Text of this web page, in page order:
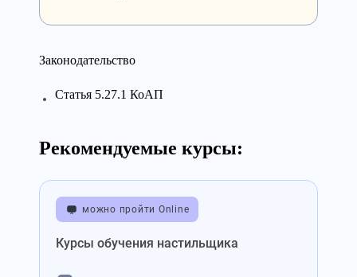
Законодательство
Статья 5.27.1 КоАП
Рекомендуемые курсы:
можно пройти Online
Курсы обучения настильщика